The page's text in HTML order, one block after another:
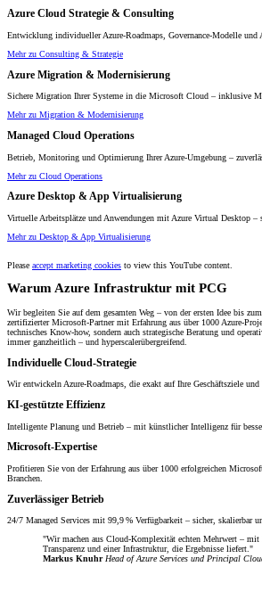
Azure Cloud Strategie & Consulting
Entwicklung individueller Azure-Roadmaps, Governance-Modelle und
Mehr zu Consulting & Strategie
Azure Migration & Modernisierung
Sichere Migration Ihrer Systeme in die Microsoft Cloud – inklusive
Mehr zu Migration & Modernisierung
Managed Cloud Operations
Betrieb, Monitoring und Optimierung Ihrer Azure-Umgebung –
Mehr zu Cloud Operations
Azure Desktop & App Virtualisierung
Virtuelle Arbeitsplätze und Anwendungen mit Azure Virtual Desktop –
Mehr zu Desktop & App Virtualisierung
Please accept marketing cookies to view this YouTube content.
Warum Azure Infrastruktur mit PCG
Wir begleiten Sie auf dem gesamten Weg – von der ersten Idee bis
zertifizierter Microsoft-Partner mit Erfahrung aus über 1000 Azure-
technisches Know-how, sondern auch strategische Beratung und
immer ganzheitlich – und hyperscalerübergreifend.
Individuelle Cloud-Strategie
Wir entwickeln Azure-Roadmaps, die exakt auf Ihre Geschäftsziele
KI-gestützte Effizienz
Intelligente Planung und Betrieb – mit künstlicher Intelligenz für
Microsoft-Expertise
Profitieren Sie von der Erfahrung aus über 1000 erfolgreichen
Branchen.
Zuverlässiger Betrieb
24/7 Managed Services mit 99,9 % Verfügbarkeit – sicher, skalierbar
Wir machen aus Cloud-Komplexität echten Mehrwert –
Transparenz und einer Infrastruktur, die Ergebnisse liefert.
Markus Knuhr Head of Azure Services und Principal